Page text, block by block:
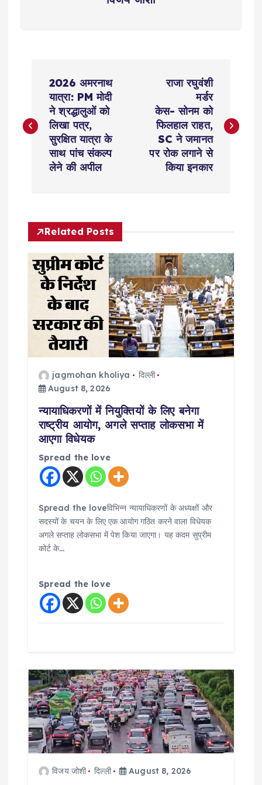
s
a
v
a
t
2026 अमरनाथ
यात्रा: PM मोदी
ने श्रद्धालुओं को
लिखा पत्र,
सुरक्षित यात्रा के
साथ पांच संकल्प
लेने की अपील
राजा रघुवंशी
मर्डर
केस- सोनम को
फिलहाल राहत,
SC ने जमानत
पर रोक लगाने से
किया इनकार
Related Posts
jagmohan kholiya
दिल्ली
August 8, 2026
न्यायाधिकरणों में नियुक्तियों के लिए बनेगा
राष्ट्रीय आयोग, अगले सप्ताह लोकसभा में
आएगा विधेयक
Spread the love
Spread the loveविभिन्न न्यायाधिकरणों के अध्यक्षों और
सदस्यों के चयन के लिए एक आयोग गठित करने वाला विधेयक
अगले सप्ताह लोकसभा में पेश किया जाएगा। यह कदम सुप्रीम
कोर्ट के…
Spread the love
विजय जोशी दिल्ली August 8, 2026